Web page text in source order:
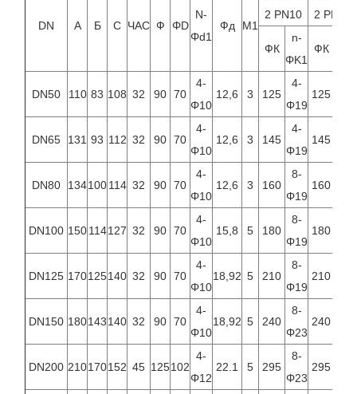
DN А Б С ЧАС Ф ΦD
N-
Φd1
Фд М1
2 PN10
2 PN16
ФК
n-
ΦK1
ФК
DN50 110 83 108 32 90 70
4-
Φ10
12,6 3 125
4-
Φ19
125
DN65 131 93 112 32 90 70
4-
Φ10
12,6 3 145
4-
Φ19
145
DN80 134100114 32 90 70
4-
Φ10
12,6 3 160
8-
Φ19
160
DN100 150114127 32 90 70
4-
Φ10
15,8 5 180
8-
Φ19
180
DN125 170125140 32 90 70
4-
Φ10
18,92 5 210
8-
Φ19
210
DN150 180143140 32 90 70
4-
Φ10
18,92 5 240
8-
Φ23
240
DN200 210170152 45 125102
4-
Φ12
22.1 5 295
8-
Φ23
295